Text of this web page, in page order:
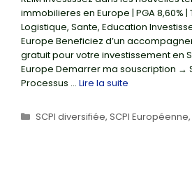
immobilieres en Europe | PGA 8,60% |
Logistique, Sante, Education
Europe Beneficiez d’un
gratuit pour votre investissement en
Europe Demarrer ma souscription →
Processus … Lire la suite
Catégories
SCPI diversifiée, SCPI Européenne,